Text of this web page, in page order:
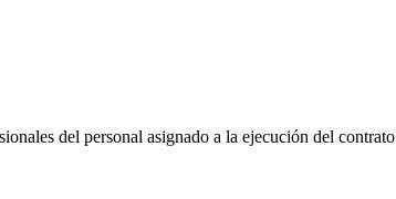
del personal asignado a la ejecución del contrato